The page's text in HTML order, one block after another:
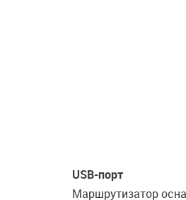
USB-порт
Маршрутизатор